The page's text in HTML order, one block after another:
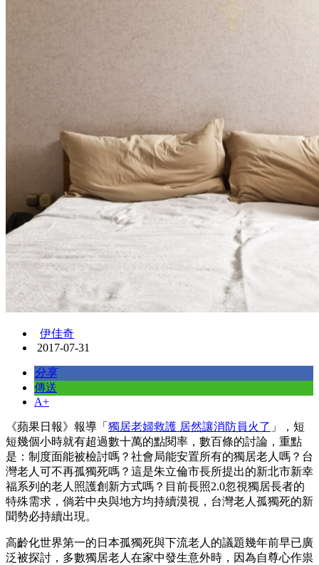
伊佳奇
2017-07-31
分享
傳送
A+
《蘋果日報》報導「 獨居老婦救護 居然讓消防員火了 」，短
短幾個小時就有超過數十萬的點閱率，數百條的討論，重點
是：制度面能被檢討嗎？社會局能安置所有的獨居老人嗎？台
灣老人可不再孤獨死嗎？這是朱立倫市長所提出的新北市新幸
福系列的老人照護創新方式嗎？目前長照2.0忽視獨居長者的
特殊需求，倘若中央與地方均持續漠視，台灣老人孤獨死的新
聞勢必持續出現。
高齡化世界第一的日本孤獨死與下流老人的議題幾年前早已廣
泛被探討，多數獨居老人在家中發生意外時，因為自尊心作祟